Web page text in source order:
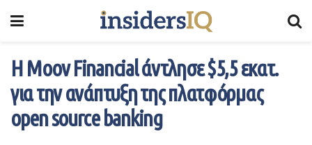
Η Moov Financial άντλησε $5,5 εκατ.
για την ανάπτυξη της πλατφόρμας
open source banking